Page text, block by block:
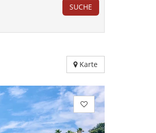
SUCHE
Karte